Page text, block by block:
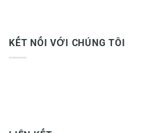
KẾT NỐI VỚI CHÚNG TÔI